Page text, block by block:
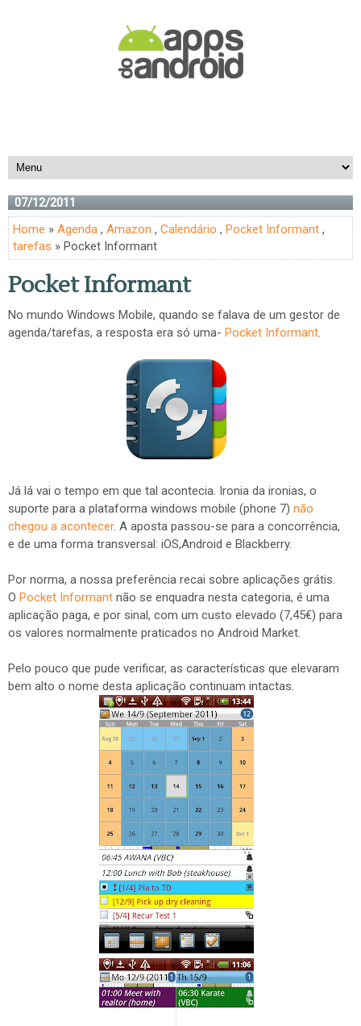
07/12/2011
Home » Agenda , Amazon , Calendário , Pocket Informant ,
tarefas » Pocket Informant
Pocket Informant
No mundo Windows Mobile, quando se falava de um gestor de
agenda/tarefas, a resposta era só uma- Pocket Informant.
Já lá vai o tempo em que tal acontecia. Ironia da ironias, o
suporte para a plataforma windows mobile (phone 7) não
chegou a acontecer. A aposta passou-se para a concorrência,
e de uma forma transversal: iOS,Android e Blackberry.
Por norma, a nossa preferência recai sobre aplicações grátis.
O Pocket Informant não se enquadra nesta categoria, é uma
aplicação paga, e por sinal, com um custo elevado (7,45€) para
os valores normalmente praticados no Android Market.
Pelo pouco que pude verificar, as características que elevaram
bem alto o nome desta aplicação continuam intactas.